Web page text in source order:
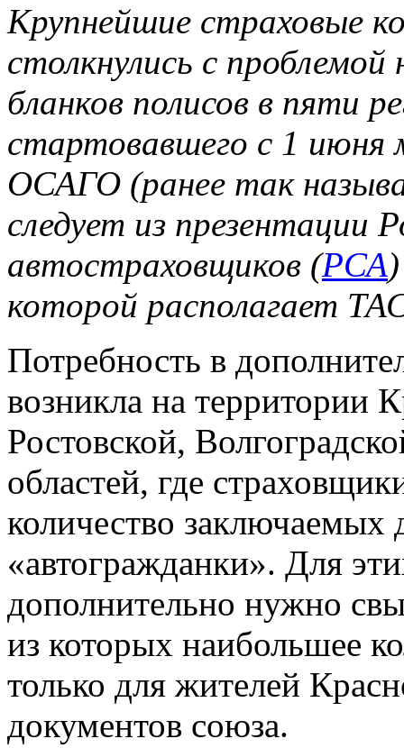
Крупнейшие страховые
столкнулись с
бланков полисов в пяти
стартовавшего с 1 июня
ОСАГО (ранее так
следует из презентации
автостраховщиков (РСА
которой располагает
Потребность в
возникла на территории
Ростовской,
областей, где
количество заключаемых
«автогражданки». Для
дополнительно нужно
из которых наибольшее
только для жителей
документов союза.